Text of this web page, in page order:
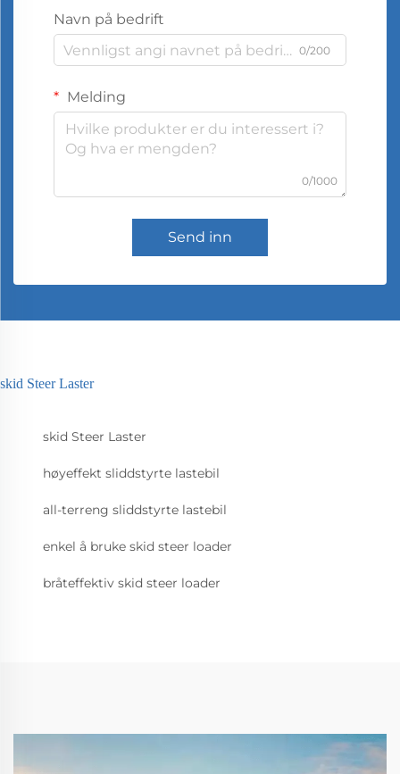
Navn på bedrift
0/200
Melding
0/1000
Send inn
skid Steer Laster
skid Steer Laster
høyeffekt sliddstyrte lastebil
all-terreng sliddstyrte lastebil
enkel å bruke skid steer loader
bråteffektiv skid steer loader